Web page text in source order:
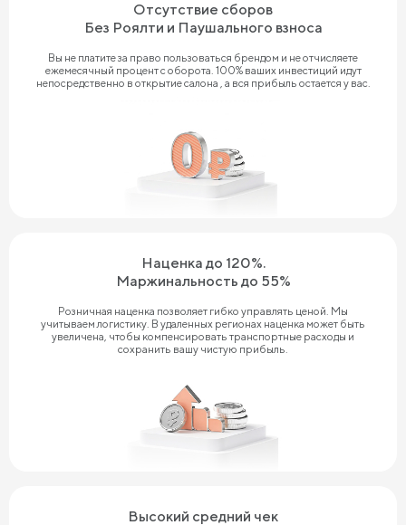
Отсутствие сборов
Без Роялти и Паушального взноса
Вы не платите за право пользоваться брендом и не отчисляете
ежемесячный процент с оборота. 100% ваших инвестиций идут
непосредственно в открытие салона , а вся прибыль остается у вас.
Наценка до 120%.
Маржинальность до 55%
Розничная наценка позволяет гибко управлять ценой. Мы
учитываем логистику. В удаленных регионах наценка может быть
увеличена, чтобы компенсировать транспортные расходы и
сохранить вашу чистую прибыль.
Высокий средний чек